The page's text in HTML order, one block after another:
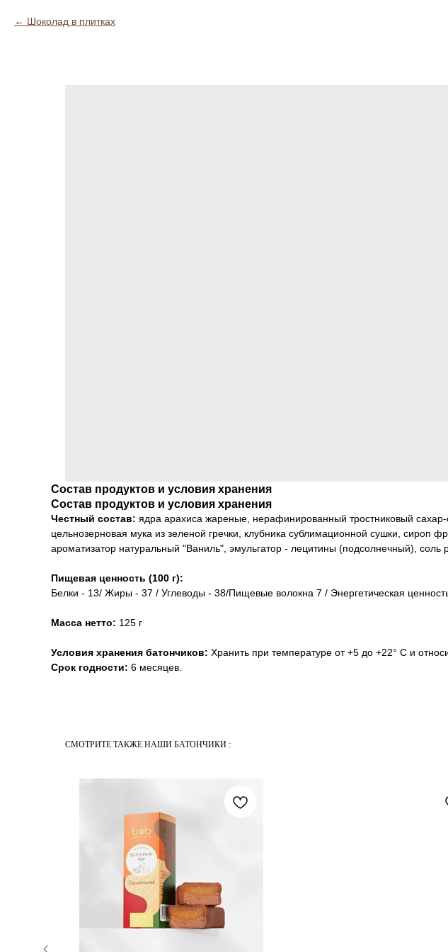
Шоколад в плитках
Состав продуктов и условия хранения
Состав продуктов и условия хранения
Честный состав: ядра арахиса жареные, нерафинированный тростниковый
цельнозерновая мука из зеленой гречки, клубника сублимационной сушки, сироп
ароматизатор натуральный "Ваниль", эмульгатор - лецитины (подсолнечный), соль
Пищевая ценность (100 г):
Белки - 13/ Жиры - 37 / Углеводы - 38/Пищевые волокна 7 / Энергетическая
Масса нетто: 125 г
Условия хранения батончиков: Хранить при температуре от +5 до +22° С и
Срок годности: 6 месяцев.
СМОТРИТЕ ТАКЖЕ НАШИ БАТОНЧИКИ :